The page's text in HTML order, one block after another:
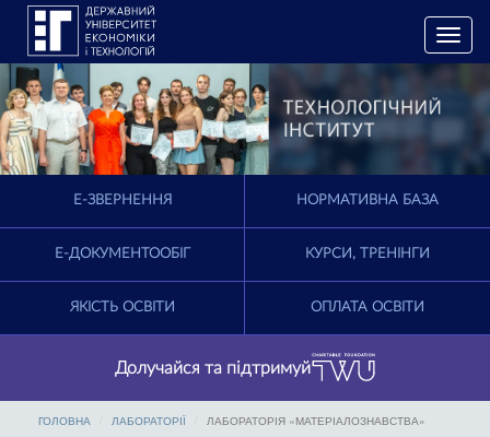
T
o
l
e
i
a
E-ЗВЕРНЕННЯ НОРМАТИВНА БАЗА
Е-ДОКУМЕНТООБІГ КУРСИ, ТРЕНІНГИ
ЯКІСТЬ ОСВІТИ ОПЛАТА ОСВІТИ
Долучайся та підтримуй
ГОЛОВНА ЛАБОРАТОРІЇ ЛАБОРАТОРІЯ «МАТЕРІАЛОЗНАВСТВА»